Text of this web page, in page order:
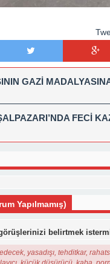
GAZİ
FECİ
Yapılmamış)
görüşlerinizi belirtmek
yasadışı, tehditkar,